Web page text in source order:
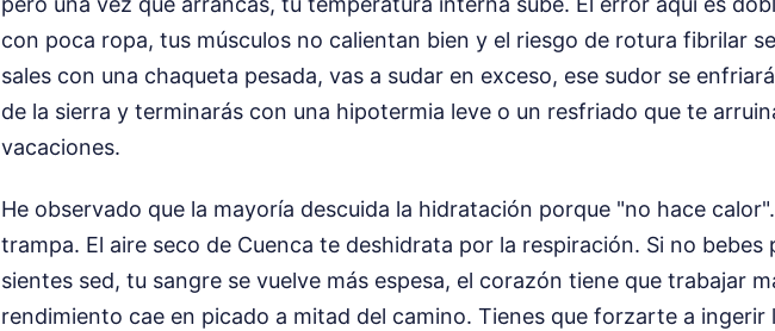
con poca ropa, tus músculos no calientan bien y el riesgo de rotura fibrilar
sales con una chaqueta pesada, vas a sudar en exceso, ese sudor se
de la sierra y terminarás con una hipotermia leve o un resfriado que te
vacaciones.
He observado que la mayoría descuida la hidratación porque "no hace
trampa. El aire seco de Cuenca te deshidrata por la respiración. Si no bebes
sientes sed, tu sangre se vuelve más espesa, el corazón tiene que trabajar
rendimiento cae en picado a mitad del camino. Tienes que forzarte a ingerir